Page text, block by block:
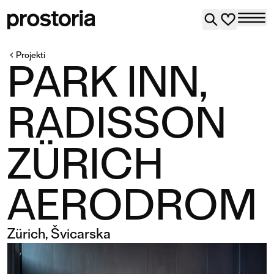
Projekti
PARK INN,
RADISSON
ZÜRICH
AERODROM
Zürich, Švicarska